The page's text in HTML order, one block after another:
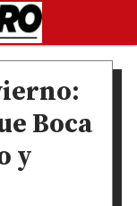
Boca
y